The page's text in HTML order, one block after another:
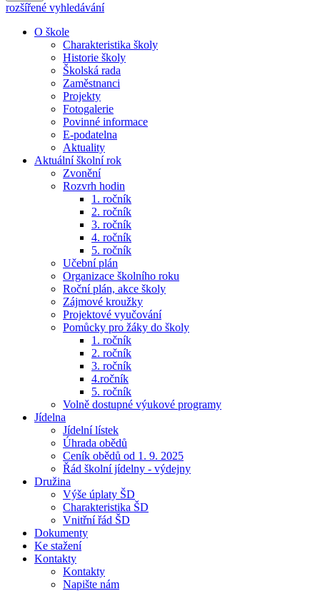
rozšířené vyhledávání
O škole
Charakteristika školy
Historie školy
Školská rada
Zaměstnanci
Projekty
Fotogalerie
Povinné informace
E-podatelna
Aktuality
Aktuální školní rok
Zvonění
Rozvrh hodin
1. ročník
2. ročník
3. ročník
4. ročník
5. ročník
Učební plán
Organizace školního roku
Roční plán, akce školy
Zájmové kroužky
Projektové vyučování
Pomůcky pro žáky do školy
1. ročník
2. ročník
3. ročník
4.ročník
5. ročník
Volně dostupné výukové programy
Jídelna
Jídelní lístek
Úhrada obědů
Ceník obědů od 1. 9. 2025
Řád školní jídelny - výdejny
Družina
Výše úplaty ŠD
Charakteristika ŠD
Vnitřní řád ŠD
Dokumenty
Ke stažení
Kontakty
Kontakty
Napište nám